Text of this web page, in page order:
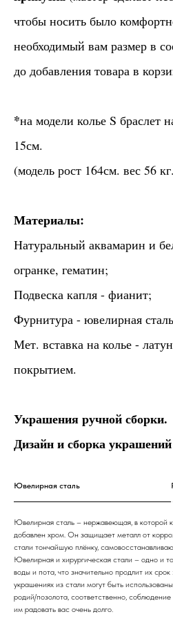
чтобы носить было
необходимый вам размер в
до добавления товара в
*на модели колье S браслет
15см.
(модель рост 164см. вес 56
Материалы:
Натуральный аквамарин и
огранке, гематин;
Подвеска капля - фианит;
Фурнитура - ювелирная
Мет. вставка на колье -
покрытием.
Украшения ручной сборки.
Дизайн и сборка
Ювелирная сталь
Ювелирная сталь – нержавеющая, в которой
добавлен хром. Он защищает металл от
стали тончайшую плёнку,
Ювелирная и хирургическая стали – одно и
воды и пота, что значительно продлит их
украшениях из стали могут быть
родий/позолота, соответственно,
им радовать вас очень долго.